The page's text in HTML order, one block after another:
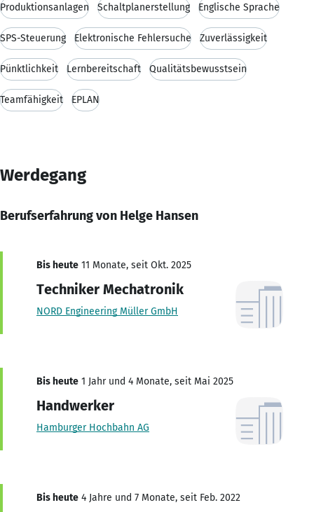
Produktionsanlagen Schaltplanerstellung Englische Sprache
SPS-Steuerung Elektronische Fehlersuche Zuverlässigkeit
Pünktlichkeit Lernbereitschaft Qualitätsbewusstsein
Teamfähigkeit EPLAN
Werdegang
Berufserfahrung von Helge Hansen
Bis heute 11 Monate, seit Okt. 2025
Techniker Mechatronik
NORD Engineering Müller GmbH
Bis heute 1 Jahr und 4 Monate, seit Mai 2025
Handwerker
Hamburger Hochbahn AG
Bis heute 4 Jahre und 7 Monate, seit Feb. 2022